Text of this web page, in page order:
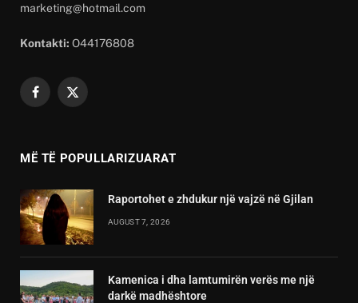
marketing@hotmail.com
Kontakti: O44176808
Facebook
X
MË TË POPULLARIZUARAT
Raportohet e zhdukur një vajzë në Gjilan
AUGUST 7, 2026
Kamenica i dha lamtumirën verës me një
darkë madhështore